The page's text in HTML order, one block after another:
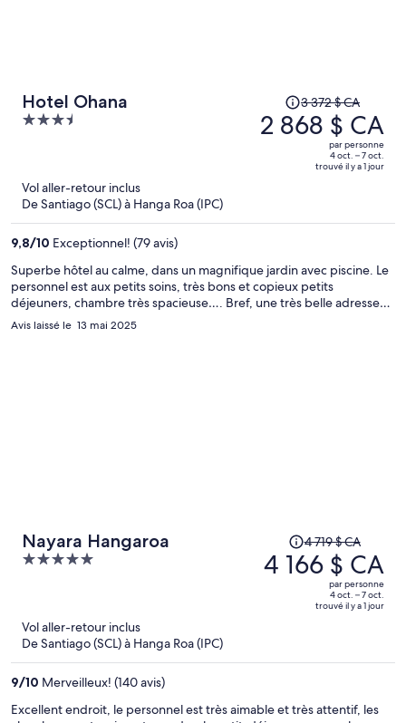
Hotel Ohana
3.5
5
prix
était
de 3 372 $ CA,
personne.
3 372 $ CA
2 868 $ CA
par personne
4 oct. – 7 oct.
trouvé il y a 1 jour
Vol aller-retour inclus
De Santiago (SCL) à Hanga Roa (IPC)
9,8/10 Exceptionnel! (79 avis)
Superbe hôtel au calme, dans un magnifique jardin avec piscine. Le
personnel est aux petits soins, très bons et copieux petits
déjeuners, chambre très spacieuse…. Bref, une très belle adresse
avec juste 9 chambres
Avis laissé le 13 mai 2025
Nayara Hangaroa
5
prix
était
de 4 719 $ CA,
personne.
4 719 $ CA
4 166 $ CA
par personne
4 oct. – 7 oct.
trouvé il y a 1 jour
Vol aller-retour inclus
De Santiago (SCL) à Hanga Roa (IPC)
9/10 Merveilleux! (140 avis)
Excellent endroit, le personnel est très aimable et très attentif, les